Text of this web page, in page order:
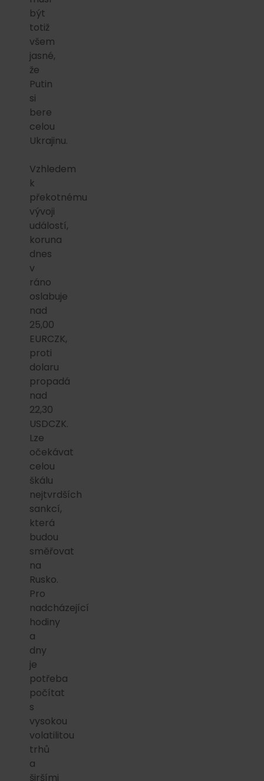
být
totiž
všem
jasné,
že
Putin
si
bere
celou
Ukrajinu.
Vzhledem
k
překotnému
vývoji
událostí,
koruna
dnes
v
ráno
oslabuje
nad
25,00
EURCZK,
proti
dolaru
propadá
nad
22,30
USDCZK.
Lze
očekávat
celou
škálu
nejtvrdších
sankcí,
která
budou
směřovat
na
Rusko.
Pro
nadcházející
hodiny
a
dny
je
potřeba
počítat
s
vysokou
volatilitou
trhů
a
širšími